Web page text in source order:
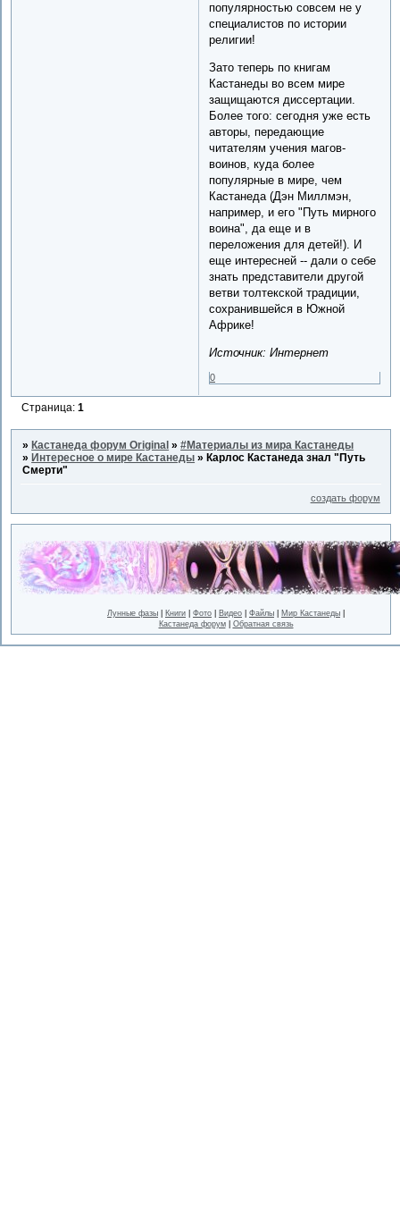
популярностью совсем не у
специалистов по истории
религии!
Зато теперь по книгам
Кастанеды во всем мире
защищаются диссертации.
Более того: сегодня уже есть
авторы, передающие
читателям учения магов-
воинов, куда более
популярные в мире, чем
Кастанеда (Дэн Миллмэн,
например, и его "Путь мирного
воина", да еще и в
переложения для детей!). И
еще интересней -- дали о себе
знать представители другой
ветви толтекской традиции,
сохранившейся в Южной
Африке!
Источник: Интернет
0
Страница:1
»Кастанеда форум Original »#Материалы из мира Кастанеды
»Интересное о мире Кастанеды »Карлос Кастанеда знал "Путь
Смерти"
создать форум
Лунные фазы Книги Фото Видео Файлы Мир Кастанеды
Кастанеда форум| Обратная связь